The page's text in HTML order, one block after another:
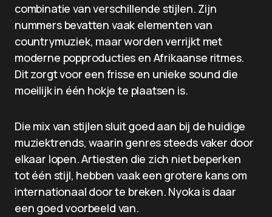
combinatie van verschillende stijlen. Zijn
nummers bevatten vaak elementen van
countrymuziek, maar worden verrijkt met
moderne popproducties en Afrikaanse ritmes.
Dit zorgt voor een frisse en unieke sound die
moeilijk in één hokje te plaatsen is.
Die mix van stijlen sluit goed aan bij de huidige
muziektrends, waarin genres steeds vaker door
elkaar lopen. Artiesten die zich niet beperken
tot één stijl, hebben vaak een grotere kans om
internationaal door te breken. Nyoka is daar
een goed voorbeeld van.